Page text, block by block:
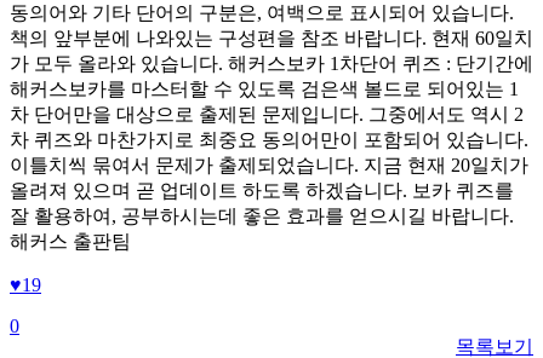
동의어와 기타 단어의 구분은, 여백으로 표시되어 있습니다.
책의 앞부분에 나와있는 구성편을 참조 바랍니다. 현재 60일치
가 모두 올라와 있습니다. 해커스보카 1차단어 퀴즈 : 단기간에
해커스보카를 마스터할 수 있도록 검은색 볼드로 되어있는 1
차 단어만을 대상으로 출제된 문제입니다. 그중에서도 역시 2
차 퀴즈와 마찬가지로 최중요 동의어만이 포함되어 있습니다.
이틀치씩 묶여서 문제가 출제되었습니다. 지금 현재 20일치가
올려져 있으며 곧 업데이트 하도록 하겠습니다. 보카 퀴즈를
잘 활용하여, 공부하시는데 좋은 효과를 얻으시길 바랍니다.
해커스 출판팀
♥19
목록보기
0